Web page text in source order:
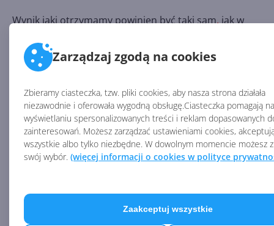
Zarządzaj zgodą na cookies
Zbieramy ciasteczka, tzw. pliki cookies, aby nasza strona działała
niezawodnie i oferowała wygodną obsługę.Ciasteczka pomagają
wyświetlaniu spersonalizowanych treści i reklam dopasowanych
zainteresowań. Możesz zarządzać ustawieniami cookies,
wszystkie albo tylko niezbędne. W dowolnym momencie możesz
swój wybór. (więcej informacji o cookies w polityce
Zaakceptuj wszystkie
Wynik jaki otrzymamy powinien być taki sam,jak w
@STRONA@
Proste typy danych w C#
Warto poznać kilka z wbudowanych prostych typów
danych w C#.
short
– 16-bitowa liczba całkowita,
int– 32-bitowa liczba całkowita,